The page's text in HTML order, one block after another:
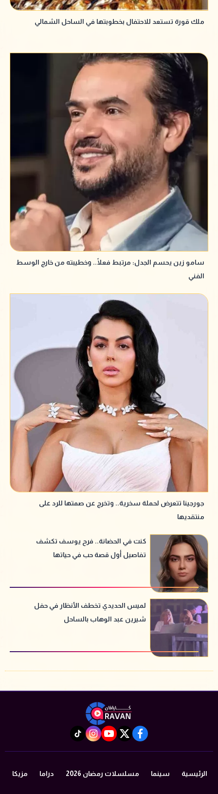
ملك قورة تستعد للاحتفال بخطوبتها في الساحل الشمالي
سامو زين يحسم الجدل: مرتبط فعلًا.. وخطيبته من خارج الوسط
الفني
جورجينا تتعرض لحملة سخرية.. وتخرج عن صمتها للرد على
منتقديها
كنت في الحضانة.. فرح يوسف تكشف
تفاصيل أول قصة حب في حياتها
لميس الحديدي تخطف الأنظار في حفل
شيرين عبد الوهاب بالساحل
facebook
twitter
youtube
instagram
tiktok
الرئيسية سينما مسلسلات رمضان 2026 دراما مزيكا